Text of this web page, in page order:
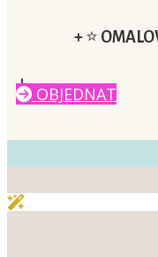
+⭐
OBJEDNAT